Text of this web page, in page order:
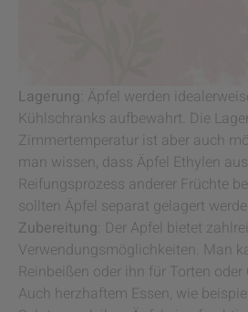
Lagerung: Äpfel werden
Kühlschranks aufbewahrt. Die
Zimmertemperatur ist aber auch
man wissen, dass Äpfel Ethylen
Reifungsprozess anderer Früchte
sollten Äpfel separat gelagert
Zubereitung: Der Apfel bietet
Verwendungsmöglichkeiten. Man
Reinbeißen oder ihn für Torten oder
Auch herzhaftem Essen, wie